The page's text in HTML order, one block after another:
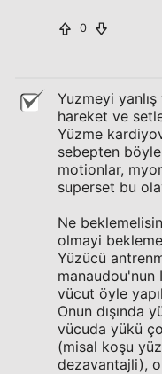
0
Yuzmeyi
hareket ve
Yüzme
sebepten
motionlar,
superset bu
Ne
olmayi
Yüzücü
manaudou'nun
vücut öyle
Onun dışında
vücuda yükü
(misal koşu
dezavantajli),